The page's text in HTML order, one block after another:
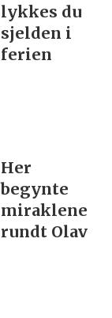
lykkes du
sjelden i
ferien
Her
begynte
miraklene
rundt Olav